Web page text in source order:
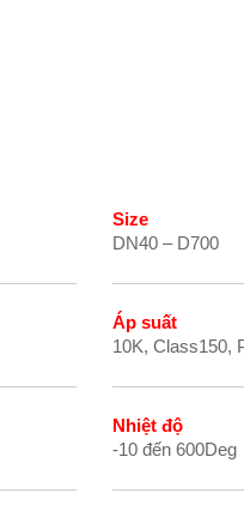
Size
DN40 – D700
Áp suất
10K, Class150,
Nhiệt độ
-10 đến 600Deg